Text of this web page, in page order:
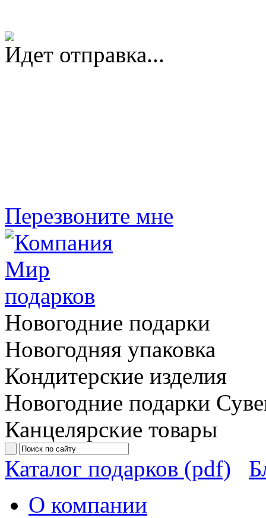
Идет отправка...
Перезвоните мне
Новогодние подарки
Новогодняя упаковка
Кондитерские изделия
Новогодние подарки
Канцелярские товары
Каталог подарков (pdf)
О компании